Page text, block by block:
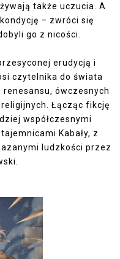
także uczucia. A
– zwróci się
go z nicości.
erudycją i
czytelnika do świata
ówczesnych
Łącząc fikcję
współczesnymi
Kabały, z
ludzkości przez